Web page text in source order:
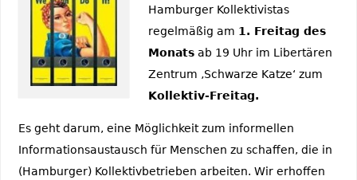
Hamburger Kollektivistas
regelmäßig am 1. Freitag des
Monatsab 19 Uhr im Libertären
Zentrum ‚Schwarze Katze‘ zum
Kollektiv-Freitag.
Es geht darum, eine Möglichkeit zum informellen
Informationsaustausch für Menschen zu schaffen, die in
(Hamburger) Kollektivbetrieben arbeiten. Wir erhoffen